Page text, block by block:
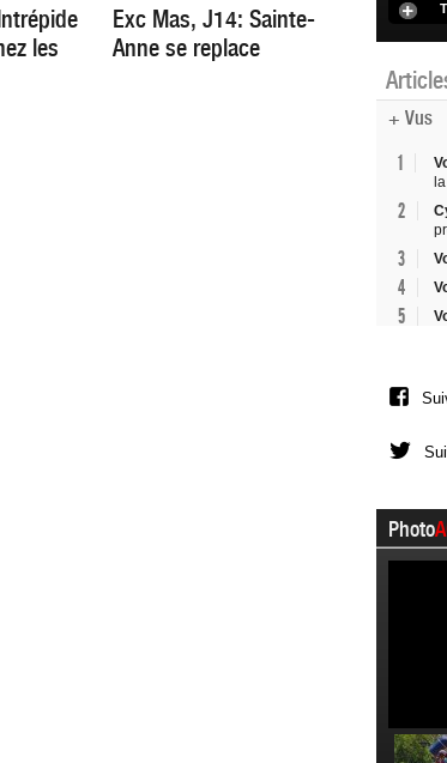
les
Exc Mas, J14: Sainte-
Anne se replace
+ Vus
1
2
3
4
5
Photo